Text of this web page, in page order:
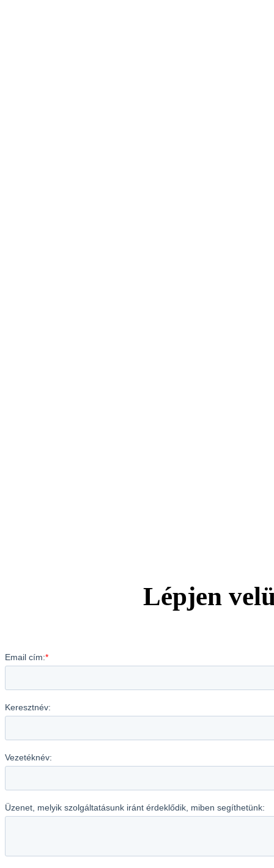
Lépjen